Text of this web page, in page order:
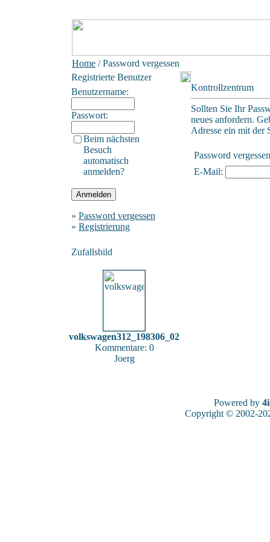
Home / Password vergessen
Registrierte Benutzer
Benutzername:
Passwort:
Beim nächsten
Besuch
automatisch
anmelden?
» Password vergessen
» Registrierung
Zufallsbild
volkswagen312_198306_02
Kommentare: 0
Joerg
Kontrollzentrum
Sollten Sie Ihr
neues anfordern.
Adresse ein mit der
Password vergessen
E-Mail:
Powered by
Copyright © 2002-